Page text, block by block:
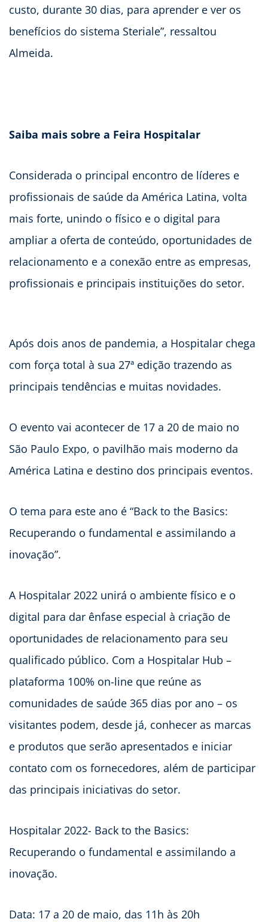
custo, durante 30 dias, para aprender e ver os
benefícios do sistema Steriale”, ressaltou
Almeida.
Saiba mais sobre a Feira Hospitalar
Considerada o principal encontro de líderes e
profissionais de saúde da América Latina, volta
mais forte, unindo o físico e o digital para
ampliar a oferta de conteúdo, oportunidades de
relacionamento e a conexão entre as empresas,
profissionais e principais instituições do setor.
Após dois anos de pandemia, a Hospitalar chega
com força total à sua 27ª edição trazendo as
principais tendências e muitas novidades.
O evento vai acontecer de 17 a 20 de maio no
São Paulo Expo, o pavilhão mais moderno da
América Latina e destino dos principais eventos.
O tema para este ano é “Back to the Basics:
Recuperando o fundamental e assimilando a
inovação”.
A Hospitalar 2022 unirá o ambiente físico e o
digital para dar ênfase especial à criação de
oportunidades de relacionamento para seu
qualificado público. Com a Hospitalar Hub –
plataforma 100% on-line que reúne as
comunidades de saúde 365 dias por ano – os
visitantes podem, desde já, conhecer as marcas
e produtos que serão apresentados e iniciar
contato com os fornecedores, além de participar
das principais iniciativas do setor.
Hospitalar 2022- Back to the Basics:
Recuperando o fundamental e assimilando a
inovação.
Data: 17 a 20 de maio, das 11h às 20h